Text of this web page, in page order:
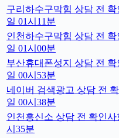
구리하수구막힘 상담 전 확
일 01시11분
인천하수구막힘 상담 전 확
일 01시00분
부산휴대폰성지 상담 전 확
일 00시53분
네이버 검색광고 상담 전
일 00시38분
인천흥신소 상담 전 확인사
시35분